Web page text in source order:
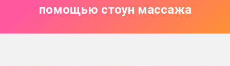
помощью стоун массажа